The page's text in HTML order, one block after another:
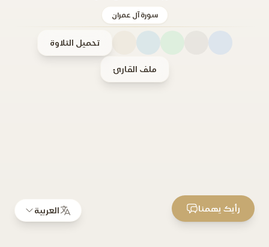
سورة آل عمران
تحميل التلاوة
ملف القارئ
العربية رأيك يهمنا